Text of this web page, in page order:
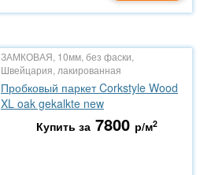
ЗАМКОВАЯ, 10мм, без фаски,
Швейцария, лакированная
Пробковый паркет Corkstyle Wood
XL oak gekalkte new
Купить за 7800 р/м2